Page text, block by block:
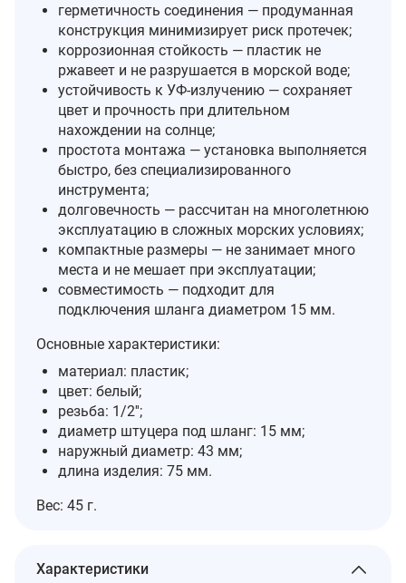
герметичность соединения — продуманная
конструкция минимизирует риск протечек;
коррозионная стойкость — пластик не
ржавеет и не разрушается в морской воде;
устойчивость к УФ‑излучению — сохраняет
цвет и прочность при длительном
нахождении на солнце;
простота монтажа — установка выполняется
быстро, без специализированного
инструмента;
долговечность — рассчитан на многолетнюю
эксплуатацию в сложных морских условиях;
компактные размеры — не занимает много
места и не мешает при эксплуатации;
совместимость — подходит для
подключения шланга диаметром 15 мм.
Основные характеристики:
материал: пластик;
цвет: белый;
резьба: 1/2'';
диаметр штуцера под шланг: 15 мм;
наружный диаметр: 43 мм;
длина изделия: 75 мм.
Вес: 45 г.
Характеристики